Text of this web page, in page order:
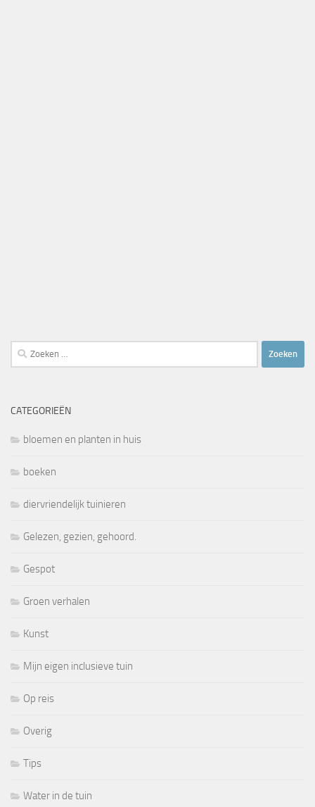
Zoeken
naar:
CATEGORIEËN
bloemen en planten in huis
boeken
diervriendelijk tuinieren
Gelezen, gezien, gehoord.
Gespot
Groen verhalen
Kunst
Mijn eigen inclusieve tuin
Op reis
Overig
Tips
Water in de tuin